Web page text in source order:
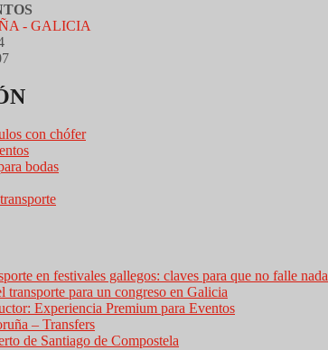
- GALICIA
con chófer
bodas
en festivales gallegos: claves para que no falle nada
transporte para un congreso en Galicia
Experiencia Premium para Eventos
– Transfers
de Santiago de Compostela